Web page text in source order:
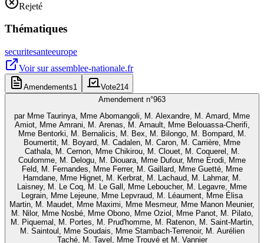
Rejeté
Thématiques
securitesanteeurope
Voir surassemblee-nationale.fr
Amendements1 Vote214
Amendement n°963
par Mme Taurinya, Mme Abomangoli, M. Alexandre, M. Amard, Mme
Amiot, Mme Amrani, M. Arenas, M. Arnault, Mme Belouassa-Cherifi,
Mme Bentorki, M. Bernalicis, M. Bex, M. Bilongo, M. Bompard, M.
Boumertit, M. Boyard, M. Cadalen, M. Caron, M. Carrière, Mme
Cathala, M. Cernon, Mme Chikirou, M. Clouet, M. Coquerel, M.
Coulomme, M. Delogu, M. Diouara, Mme Dufour, Mme Erodi, Mme
Feld, M. Fernandes, Mme Ferrer, M. Gaillard, Mme Guetté, Mme
Hamdane, Mme Hignet, M. Kerbrat, M. Lachaud, M. Lahmar, M.
Laisney, M. Le Coq, M. Le Gall, Mme Leboucher, M. Legavre, Mme
Legrain, Mme Lejeune, Mme Lepvraud, M. Léaument, Mme Élisa
Martin, M. Maudet, Mme Maximi, Mme Mesmeur, Mme Manon Meunier,
M. Nilor, Mme Nosbé, Mme Obono, Mme Oziol, Mme Panot, M. Pilato,
M. Piquemal, M. Portes, M. Prud'homme, M. Ratenon, M. Saint-Martin,
M. Saintoul, Mme Soudais, Mme Stambach-Terrenoir, M. Aurélien
Taché, M. Tavel, Mme Trouvé et M. Vannier